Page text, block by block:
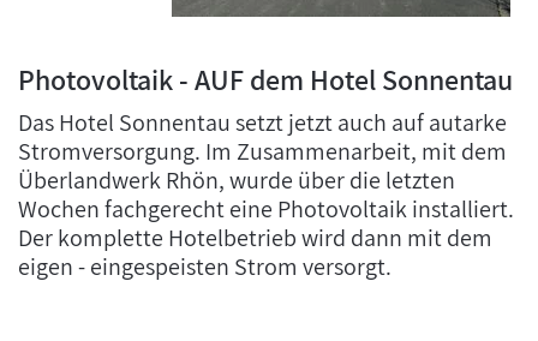
Photovoltaik - AUF dem Hotel Sonnentau
Das Hotel Sonnentau setzt jetzt auch auf autarke
Stromversorgung. Im Zusammenarbeit, mit dem
Überlandwerk Rhön, wurde über die letzten
Wochen fachgerecht eine Photovoltaik installiert.
Der komplette Hotelbetrieb wird dann mit dem
eigen - eingespeisten Strom versorgt.